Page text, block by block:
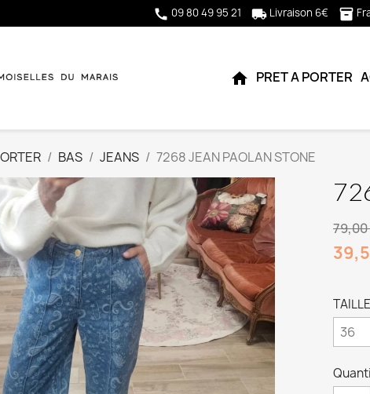
call 09 80 49 95 21 local_shipping Livraison 6€
home PRET A PORTER
BAS JEANS 7268 JEAN PAOLAN STONE